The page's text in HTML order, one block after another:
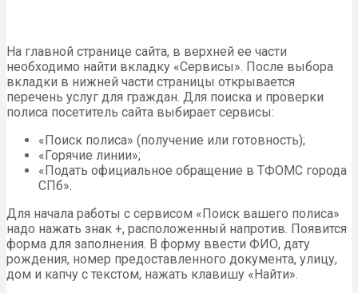
На главной странице сайта, в верхней ее части
необходимо найти вкладку «Сервисы». После выбора
вкладки в нижней части страницы открывается
перечень услуг для граждан. Для поиска и проверки
полиса посетитель сайта выбирает сервисы:
«Поиск полиса» (получение или готовность);
«Горячие линии»;
«Подать официальное обращение в ТФОМС города
СПб».
Для начала работы с сервисом «Поиск вашего полиса»
надо нажать знак +, расположенный напротив. Появится
форма для заполнения. В форму ввести ФИО, дату
рождения, номер предоставленного документа, улицу,
дом и капчу с текстом, нажать клавишу «Найти».